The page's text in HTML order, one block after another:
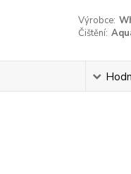
Výrobce:
Čištění: